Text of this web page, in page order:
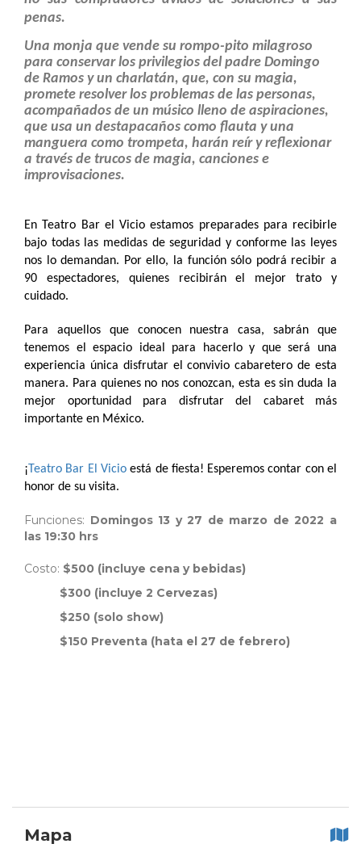
penas.
Una monja que vende su rompo-pito milagroso
para conservar los privilegios del padre Domingo
de Ramos y un charlatán, que, con su magia,
promete resolver los problemas de las personas,
acompañados de un músico lleno de aspiraciones,
que usa un destapacaños como flauta y una
manguera como trompeta, harán reír y reflexionar
a través de trucos de magia, canciones e
improvisaciones.
En Teatro Bar el Vicio estamos preparades para recibirle
bajo todas las medidas de seguridad y conforme las leyes
nos lo demandan. Por ello, la función sólo podrá recibir a
90 espectadores, quienes recibirán el mejor trato y
cuidado.
Para aquellos que conocen nuestra casa, sabrán que
tenemos el espacio ideal para hacerlo y que será una
experiencia única disfrutar el convivio cabaretero de esta
manera. Para quienes no nos conozcan, esta es sin duda la
mejor oportunidad para disfrutar del cabaret más
importante en México.
¡ Teatro Bar El Vicioestá de fiesta! Esperemos contar con el
honor de su visita.
Funciones: Domingos 13 y 27 de marzo de 2022 a
las 19:30 hrs
Costo: $500 (incluye cena y bebidas)
$300 (incluye 2 Cervezas)
$250 (solo show)
$150 Preventa (hata el 27 de febrero)
Mapa